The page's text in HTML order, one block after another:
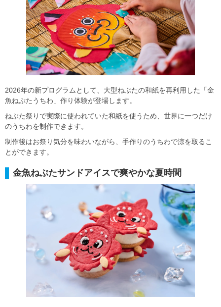
2026年の新プログラムとして、大型ねぶたの和紙を再利用した「金
魚ねぷたうちわ」作り体験が登場します。
ねぶた祭りで実際に使われていた和紙を使うため、世界に一つだけ
のうちわを制作できます。
制作後はお祭り気分を味わいながら、手作りのうちわで涼を取るこ
とができます。
金魚ねぷたサンドアイスで爽やかな夏時間